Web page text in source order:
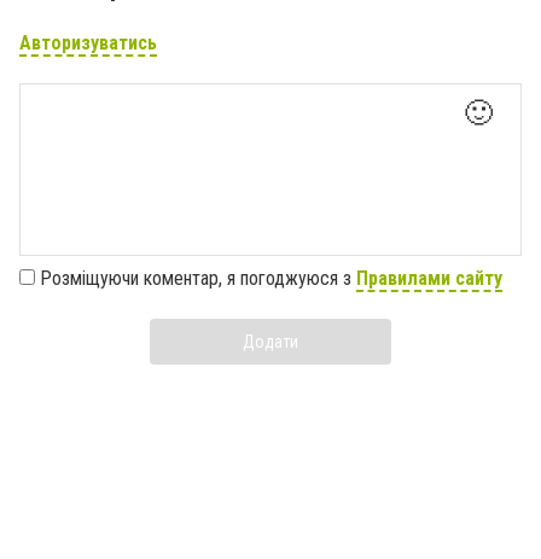
Авторизуватись
🙂
Розміщуючи коментар, я погоджуюся з Правилами сайту
Додати